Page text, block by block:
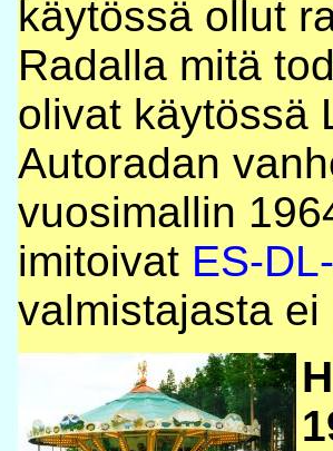
käytössä ollut
Radalla mitä
olivat käytössä
Autoradan
vuosimallin
imitoivat ES-
valmistajasta